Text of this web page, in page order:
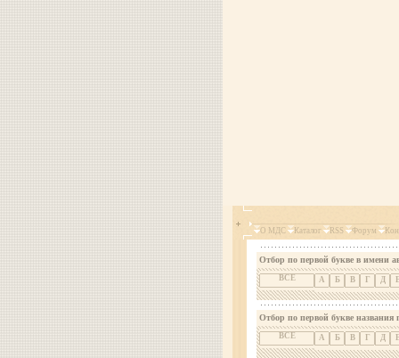
О МДС Каталог RSS Форум
Отбор по первой букве в имени
ВСЕ А Б В Г Д
Отбор по первой букве названия
ВСЕ А Б В Г Д